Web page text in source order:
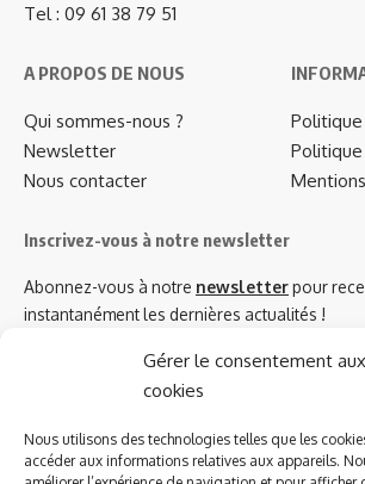
Gérer le consentement aux
cookies
Nous utilisons des technologies telles que les
accéder aux informations relatives aux appareils.
Tel : 09 61 38 79 51
A PROPOS DE NOUS
Qui sommes-nous ?
Newsletter
Nous contacter
Inscrivez-vous à notre newsletter
Abonnez-vous à notre newsletterpour
instantanément les dernières actualités !
Azinat.com TV soutient